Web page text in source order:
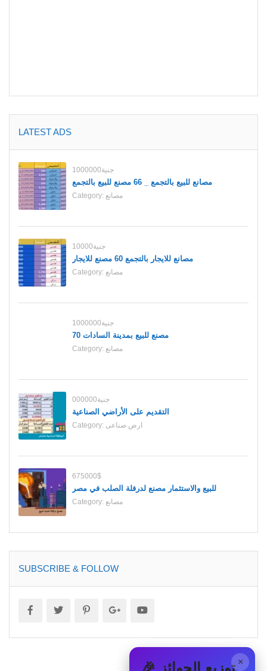
LATEST ADS
1000000جنية
مصانع للبيع بالتجمع _ 66 مصنع للبيع بالتجمع
Category: مصانع
10000جنية
مصانع للايجار بالتجمع 60 مصنع للايجار
Category: مصانع
1000000جنية
70 مصنع للبيع بمدينة السادات
Category: مصانع
000000جنية
التقديم على الأراضي الصناعية
Category: ارض صناعى
675000$
للبيع والاستثمار مصنع لدرفلة الصلب في مصر
Category: مصانع
SUBSCRIBE & FOLLOW
× 🎉 توزيع الجوائز